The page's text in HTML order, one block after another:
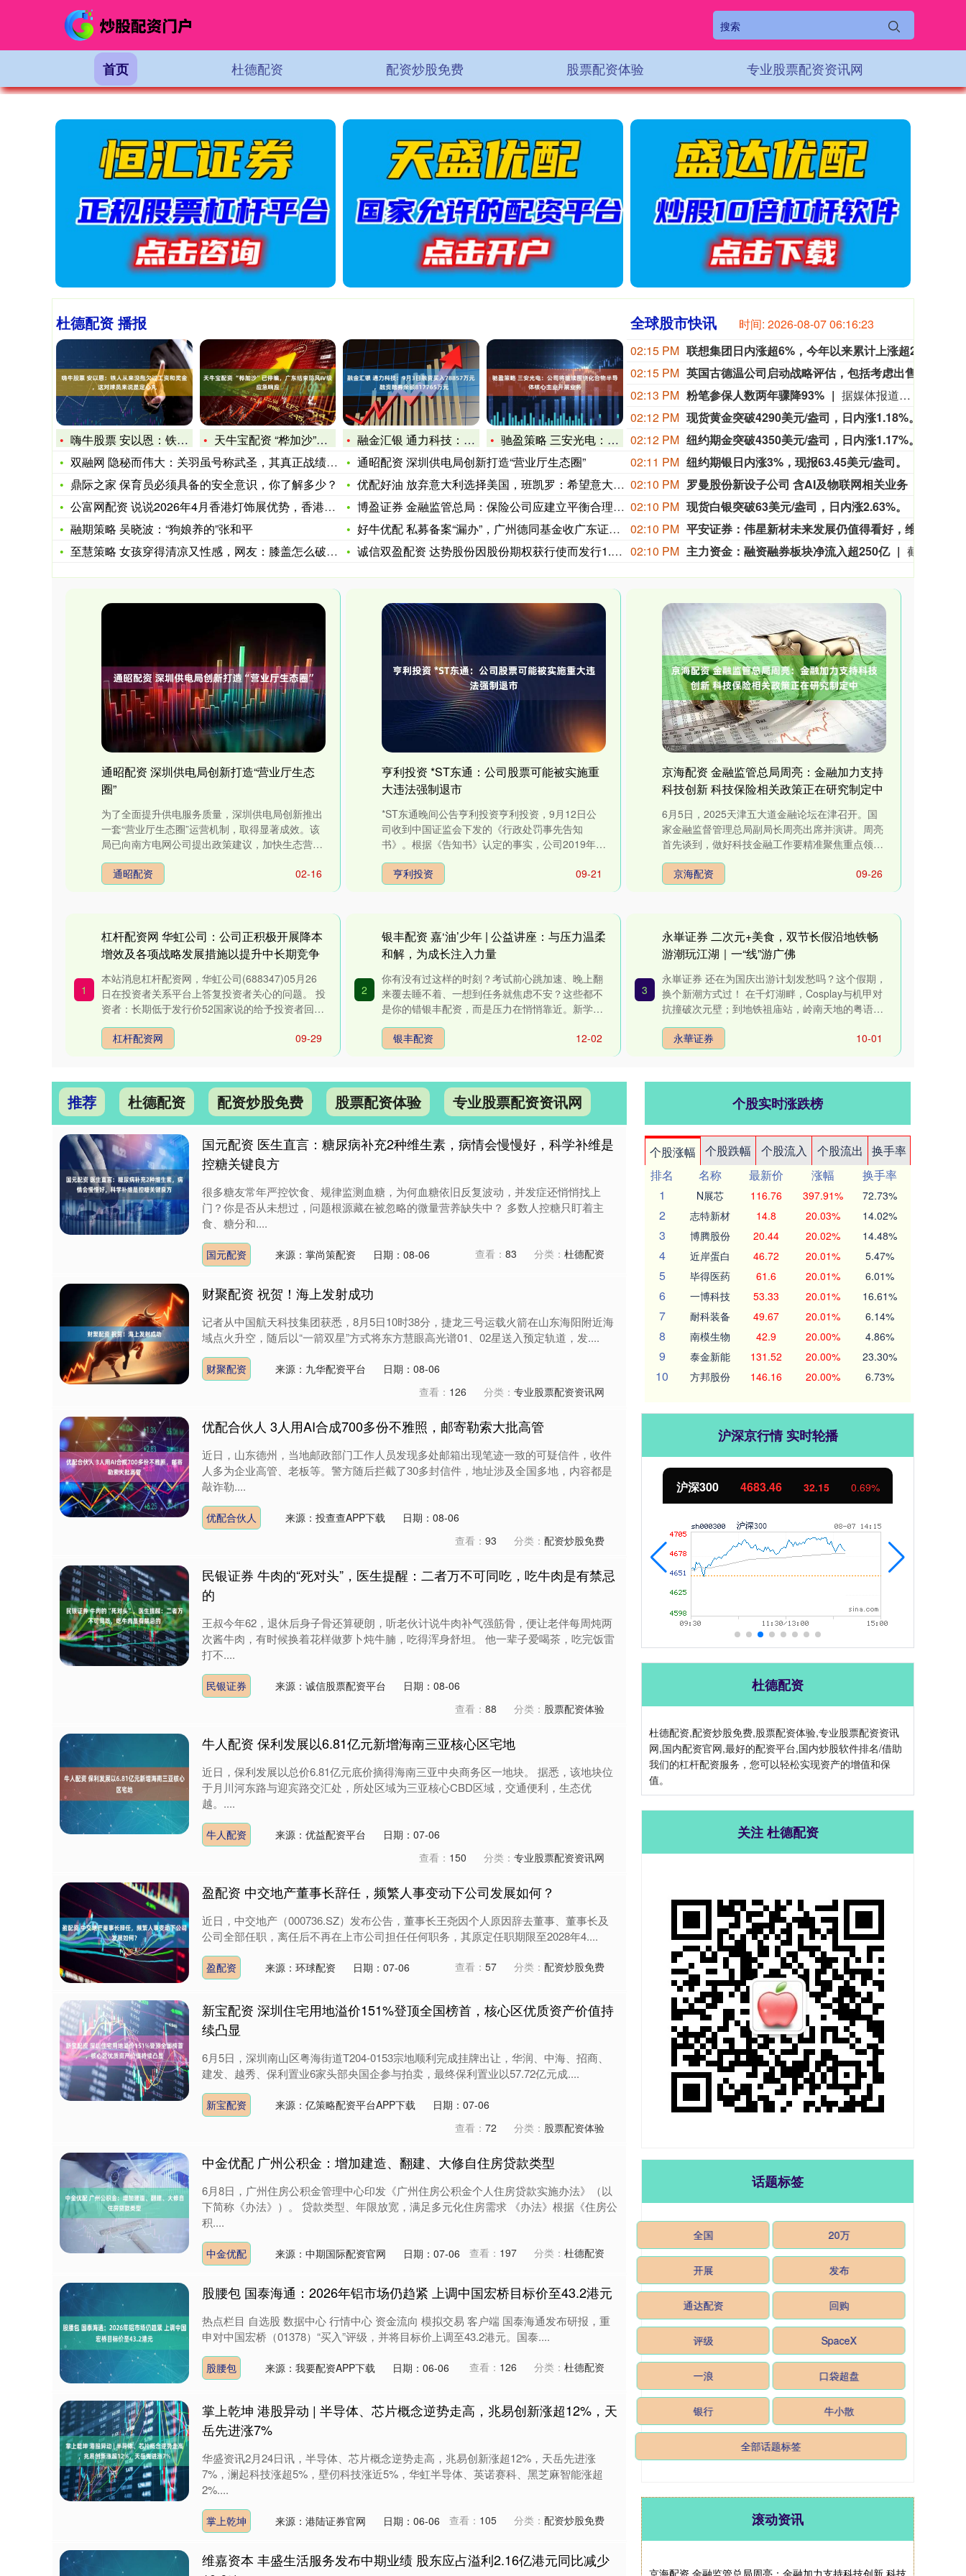
首页 杜德配资 配资炒股免费 股票配资体验 专业股票配资资讯网
杜德配资 播报
嗨牛股票 安以恩：铁人从来没拖欠过工资和奖金，这对球员来说是
天牛宝配资 “桦加沙”已停编，广东结束防风Ⅳ级应急响应
双融网 隐秘而伟大：关羽虽号称武圣，其真正战绩却被史书刻意遗
鼎际之家 保育员必须具备的安全意识，你了解多少？
公富网配资 说说2026年4月香港灯饰展优势，香港灯饰展地点
融期策略 吴晓波：“狗娘养的”张和平
至慧策略 女孩穿得清凉又性感，网友：膝盖怎么破了？
融金汇银 通力科技：9月3日融资买入78857万元，融资融券
驰盈策略 三安光电：公司将继续围绕化合物半导体核心主业开展业
通昭配资 深圳供电局创新打造“营业厅生态圈”
优配好油 放弃意大利选择美国，班凯罗：希望意大利球迷能跟我冰
博盈证券 金融监管总局：保险公司应建立平衡合理的佣金激励分配
好牛优配 私募备案“漏办”，广州德同基金收广东证监局责令改正
诚信双盈配资 达势股份因股份期权获行使而发行1.46万股
全球股市快讯 时间: 2026-08-07 06:16:25
02:15 PM
02:15 PM
02:13 PM 粉笔参保人数两年骤降93%
据媒体报道，近日，粉笔公告自曝多项决策失误，相关话题引发市场关注。天眼查App显示，粉笔关联公司北京粉笔蓝天科技有限公司成立于2015年2月，法定代表人为罗成兴，注册资本1000万人民币，经营范围包括教育咨询服务、软件开发、出版物零售等。年报信息显示，该公司参保人数从2023年的699人降至2025年的47人。
02:12 PM
02:12 PM
02:11 PM 纽约期银日内涨3%，现报63.45美元/盎司。
02:10 PM 罗曼股份新设子公司 含AI及物联网相关业务
02:10 PM 现货白银突破63美元/盎司，日内涨2.63%。
02:10 PM
02:10 PM 主力资金：融资融券板块净流入超250亿
通昭配资 深圳供电局创新打造“营业厅生态
圈”
为了全面提升供电服务质量，深圳供电局创新推出
一套“营业厅生态圈”运营机制，取得显著成效。该
局已向南方电网公司提出政策建议，加快生态营业
厅模式复制推广。 近年来，....
02-16
通昭配资
亨利投资 *ST东通：公司股票可能被实施重
大违法强制退市
*ST东通晚间公告亨利投资亨利投资，9月12日公
司收到中国证监会下发的《行政处罚事先告知
书》。根据《告知书》认定的事实，公司2019年至
2022年度报告存在虚假....
09-21
亨利投资
京海配资 金融监管总局周亮：金融加力支持
科技创新 科技保险相关政策正在研究制定中
6月5日，2025天津五大道金融论坛在津召开。国
家金融监督管理总局副局长周亮出席并演讲。周亮
首先谈到，做好科技金融工作要精准聚焦重点领
域，锚定“四个面向”，推进....
09-26
京海配资
1
杠杆配资网 华虹公司：公司正积极开展降本
增效及各项战略发展措施以提升中长期竞争
力
本站消息杠杆配资网，华虹公司(688347)05月26
日在投资者关系平台上答复投资者关心的问题。 投
资者：长期低于发行价52国家说的给予投资者回
报？贵公司怎么落....
09-29
杠杆配资网
2
银丰配资 嘉‘油’少年 | 公益讲座：与压力温柔
和解，为成长注入力量
你有没有过这样的时刻？考试前心跳加速、晚上翻
来覆去睡不着、一想到任务就焦虑不安？这些都不
是你的错银丰配资，而是压力在悄悄靠近。新学期
刚开始，不少青少年正经历着类....
12-02
银丰配资
3
永崋证券 二次元+美食，双节长假沿地铁畅
游潮玩江湖｜一“线”游广佛
永崋证券 还在为国庆出游计划发愁吗？这个假期，
换个新潮方式过！ 在千灯湖畔，Cosplay与机甲对
抗撞破次元壁；到地铁祖庙站，岭南天地的粤语金
曲摇醒旧时光；顺德....
10-01
永華证券
推荐 杜德配资 配资炒股免费 股票配资体验 专业股票配资资讯网
国元配资 医生直言：糖尿病补充2种维生素，病情会慢慢好，科学补维是
控糖关键良方
很多糖友常年严控饮食、规律监测血糖，为何血糖依旧反复波动，并发症还悄悄找上
门？你是否从未想过，问题根源藏在被忽略的微量营养缺失中？ 多数人控糖只盯着主
食、糖分和....
国元配资 来源：掌尚策配资 日期：08-06 查看： 83 分类： 杜德配资
财聚配资 祝贺！海上发射成功
记者从中国航天科技集团获悉，8月5日10时38分，捷龙三号运载火箭在山东海阳附近海
域点火升空，随后以“一箭双星”方式将东方慧眼高光谱01、02星送入预定轨道，发....
财聚配资 来源：九华配资平台
日期：08-06
查看： 126 分类： 专业股票配资资讯网
优配合伙人 3人用AI合成700多份不雅照，邮寄勒索大批高管
近日，山东德州，当地邮政部门工作人员发现多处邮箱出现笔迹一致的可疑信件，收件
人多为企业高管、老板等。警方随后拦截了30多封信件，地址涉及全国多地，内容都是
敲诈勒....
优配合伙人 来源：投查查APP下载
日期：08-06
查看： 93 分类： 配资炒股免费
民银证券 牛肉的“死对头”，医生提醒：二者万不可同吃，吃牛肉是有禁忌
的
王叔今年62，退休后身子骨还算硬朗，听老伙计说牛肉补气强筋骨，便让老伴每周炖两
次酱牛肉，有时候换着花样做萝卜炖牛腩，吃得浑身舒坦。 他一辈子爱喝茶，吃完饭雷
打不....
民银证券 来源：诚信股票配资平台
日期：08-06
查看： 88 分类： 股票配资体验
牛人配资 保利发展以6.81亿元新增海南三亚核心区宅地
近日，保利发展以总价6.81亿元底价摘得海南三亚中央商务区一地块。 据悉，该地块位
于月川河东路与迎宾路交汇处，所处区域为三亚核心CBD区域，交通便利，生态优
越。....
牛人配资 来源：优益配资平台
日期：07-06
查看： 150 分类： 专业股票配资资讯网
盈配资 中交地产董事长辞任，频繁人事变动下公司发展如何？
近日，中交地产（000736.SZ）发布公告，董事长王尧因个人原因辞去董事、董事长及
公司全部任职，离任后不再在上市公司担任任何职务，其原定任职期限至2028年4....
盈配资 来源：环球配资 日期：07-06 查看： 57 分类： 配资炒股免费
新宝配资 深圳住宅用地溢价151%登顶全国榜首，核心区优质资产价值持
续凸显
6月5日，深圳南山区粤海街道T204-0153宗地顺利完成挂牌出让，华润、中海、招商、
建发、越秀、保利置业6家头部央国企参与拍卖，最终保利置业以57.72亿元成....
新宝配资 来源：亿策略配资平台APP下载
日期：07-06
查看： 72 分类： 股票配资体验
中金优配 广州公积金：增加建造、翻建、大修自住房贷款类型
6月8日，广州住房公积金管理中心印发《广州住房公积金个人住房贷款实施办法》（以
下简称《办法》）。 贷款类型、年限放宽，满足多元化住房需求 《办法》根据《住房公
积....
中金优配 来源：中期国际配资官网 日期：07-06 查看： 197 分类： 杜德配资
股腰包 国泰海通：2026年铝市场仍趋紧 上调中国宏桥目标价至43.2港元
热点栏目 自选股 数据中心 行情中心 资金流向 模拟交易 客户端 国泰海通发布研报，重
申对中国宏桥（01378）“买入”评级，并将目标价上调至43.2港元。国泰....
股腰包 来源：我要配资APP下载 日期：06-06 查看： 126 分类： 杜德配资
掌上乾坤 港股异动 | 半导体、芯片概念逆势走高，兆易创新涨超12%，天
岳先进涨7%
华盛资讯2月24日讯，半导体、芯片概念逆势走高，兆易创新涨超12%，天岳先进涨
7%，澜起科技涨超5%，壁仞科技涨近5%，华虹半导体、英诺赛科、黑芝麻智能涨超
2%....
掌上乾坤 来源：港陆证券官网 日期：06-06 查看： 105 分类： 配资炒股免费
维嘉资本 丰盛生活服务发布中期业绩 股东应占溢利2.16亿港元同比减少
个股实时涨跌榜
个股涨幅 个股跌幅 个股流入 个股流出
换手率
排名
名称 最新价 涨幅
换手率
1
N展芯 116.76 397.91% 72.73%
2 志特新材 14.8 20.03% 14.02%
3 博腾股份 20.44 20.02% 14.48%
4 近岸蛋白 46.72 20.01% 5.47%
5 毕得医药 61.6 20.01% 6.01%
6 一博科技 53.33 20.01% 16.61%
7 耐科装备 49.67 20.01% 6.14%
8 南模生物 42.9 20.00% 4.86%
9 泰金新能 131.52 20.00% 23.30%
10 方邦股份 146.16 20.00% 6.73%
沪深京行情 实时轮播
0.78% 深证成指 14255.12 北证50 1131.92 9.04 0.81%
杜德配资
杜德配资,配资炒股免费,股票配资体验,专业股票配资资讯
网,国内配资官网,最好的配资平台,国内炒股软件排名/借助
我们的杠杆配资服务，您可以轻松实现资产的增值和保
值。
关注 杜德配资
话题标签
全国 20万
开展 发布
通达配资 回购
评级 SpaceX
一浪 口袋超盘
银行 牛小散
全部话题标签
滚动资讯